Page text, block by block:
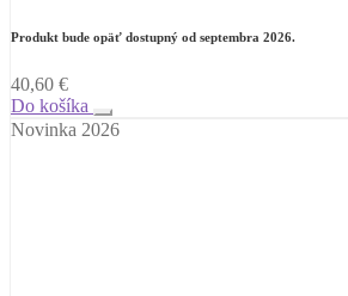
Produkt bude opäť dostupný od septembra 2026.
40,60 €
Do košíka
Novinka 2026